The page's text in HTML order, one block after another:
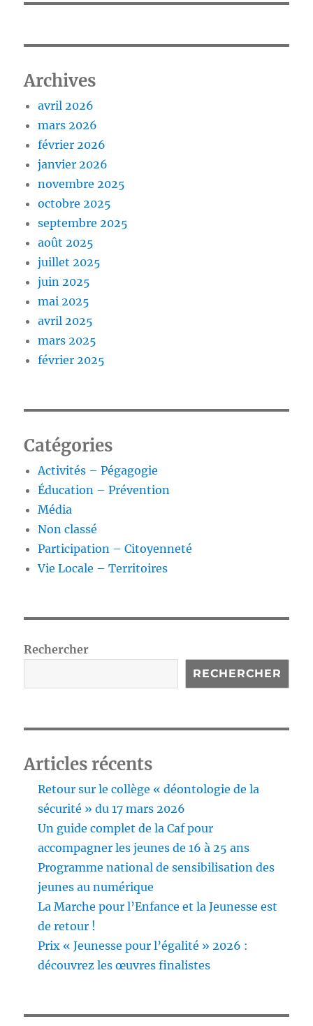
Archives
avril 2026
mars 2026
février 2026
janvier 2026
novembre 2025
octobre 2025
septembre 2025
août 2025
juillet 2025
juin 2025
mai 2025
avril 2025
mars 2025
février 2025
Catégories
Activités – Pégagogie
Éducation – Prévention
Média
Non classé
Participation – Citoyenneté
Vie Locale – Territoires
Rechercher
RECHERCHER
Articles récents
Retour sur le collège « déontologie de la
sécurité » du 17 mars 2026
Un guide complet de la Caf pour
accompagner les jeunes de 16 à 25 ans
Programme national de sensibilisation des
jeunes au numérique
La Marche pour l’Enfance et la Jeunesse est
de retour !
Prix « Jeunesse pour l’égalité » 2026 :
découvrez les œuvres finalistes